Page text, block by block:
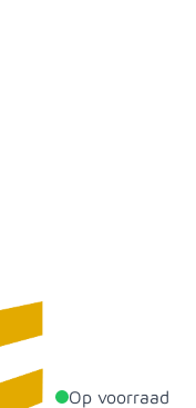
zwart.
Op voorraad